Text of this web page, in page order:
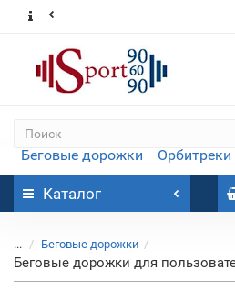
Беговые дорожки Орбитреки
Каталог
... Беговые дорожки
Беговые дорожки для